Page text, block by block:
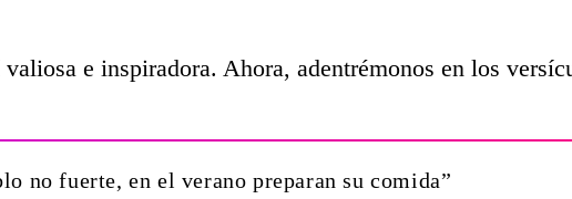
e inspiradora. Ahora, adentrémonos en los
no fuerte, en el verano preparan su comida”